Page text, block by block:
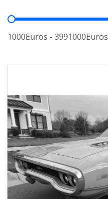
Prix
1000Euros - 3991000Euros